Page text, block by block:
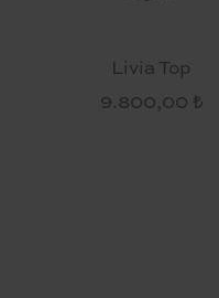
Livia Top
9.800,00 ₺